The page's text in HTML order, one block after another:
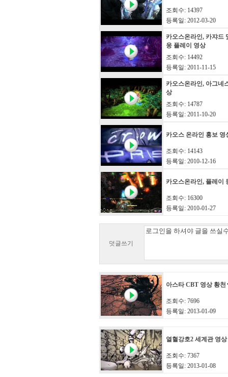
조회수: 14397
등록일: 2012-03-20
카오스온라인, 카쟈드
웅 플레이 영상
조회수: 14492
등록일: 2011-11-15
카오스온라인, 아그네
상
조회수: 14787
등록일: 2011-10-20
카오스 온라인 홍보 영
조회수: 14143
등록일: 2010-12-16
카오스온라인, 플레이
조회수: 16300
등록일: 2010-01-27
덧글쓰기
아스타 CBT 영상 황천
조회수: 7696
등록일: 2013-01-09
열혈강호2 세계관 영상
조회수: 7367
등록일: 2013-01-08